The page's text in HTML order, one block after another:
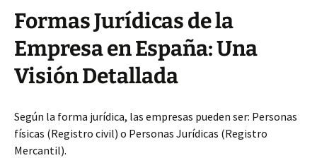
Formas Jurídicas de la
Empresa en España: Una
Visión Detallada
Según la forma jurídica, las empresas pueden ser: Personas
físicas (Registro civil) o Personas Jurídicas (Registro
Mercantil).